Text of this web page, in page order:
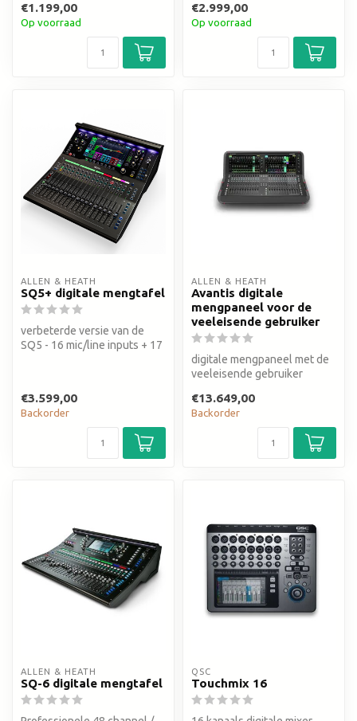
€1.199,00
Op voorraad
€2.999,00
Op voorraad
ALLEN & HEATH
SQ5+ digitale mengtafel
verbeterde versie van de
SQ5 - 16 mic/line inputs + 17
€3.599,00
Backorder
ALLEN & HEATH
Avantis digitale
mengpaneel voor de
veeleisende gebruiker
digitale mengpaneel met de
veeleisende gebruiker
€13.649,00
Backorder
ALLEN & HEATH
SQ-6 digitale mengtafel
QSC
Touchmix 16